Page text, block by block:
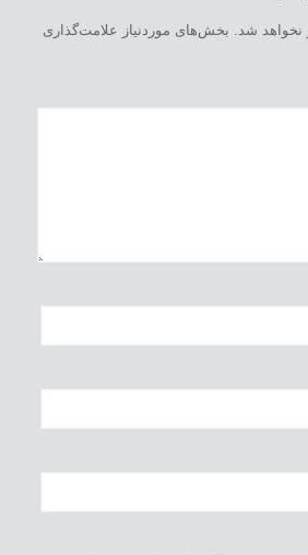
نخواهد شد. بخش‌های موردنیاز علامت‌گذاری